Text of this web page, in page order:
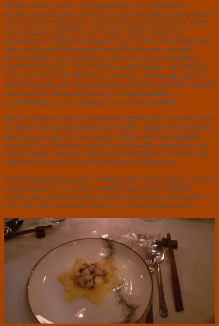
Dagens snacks var bl.a. Chiangmai pølser på glødende kul –
serveret rygende varme på bordet, så man nærmest kunne fornemme
osen fra bilerne i Bangkok. Og der var Soja marengs med Cashew
nød, tang og wasabicreme, samt sprøde gyldne kugler med
eksplosioner af smag fra Massaman Curry. Men vi fik også Kylling
Satay med sprødt kyllingeskind, samt Pad Krapow med and –
serveret elegant i små æggeskaller. Og så var der selvfølgelig en
KIIN KIIN-klassiker – den klassiske sydøstasiatiske snack Miang
Kam, hvor et lækkert mix af bl.a. betelblade, skalotteløg, ingefær,
limeskal og frisk chili, samt jordnødder og ristet kokos bliver blandet
ved bordet, for til sidst at blive lagt i et sprødt salatblad
(coverbilledet), som du så indtager i en enkelt mundfuld.
Ifølge traditionel tro består menneskekroppen også af elementer som
ild, vand, vind og jord, som alle skal holdes i balance for at kroppen
kan fungere sundt. Og netop derfor er Miang Kam den perfekte
snack, da hver ingrediens siges at have forskellige egenskaber, der
holder kroppen i balance. Og den lille hånd mixede ret var da også
helt klart vores favorit blandt de thailandske fingerfoods.
Efter de thailandske snacks var indtaget blev vi ført ovenpå, til selve
restauranten, hvor vores bord ventede blandt smukt udskårne
relieffer, der med deres gyldne ansigter smilede til os med samme ro
som vores tjener serverede første ret – Phukets grønne marker.